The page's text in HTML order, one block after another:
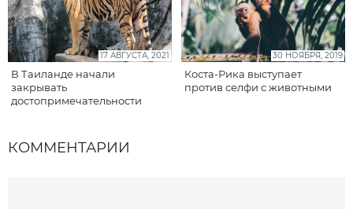
17 АВГУСТА, 2021
В Таиланде начали
закрывать
достопримечательности
30 НОЯБРЯ, 2019
Коста-Рика выступает
против селфи с животными
КОММЕНТАРИИ